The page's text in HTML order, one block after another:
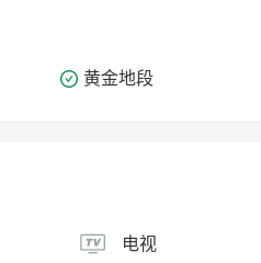
黄金地段
电视